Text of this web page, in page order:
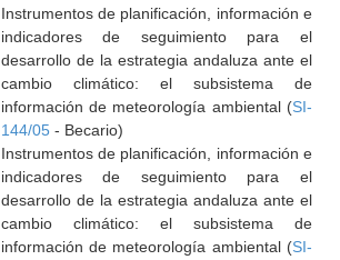
Instrumentos de planificación, información e
indicadores de seguimiento para el
desarrollo de la estrategia andaluza ante el
cambio climático: el subsistema de
información de meteorología ambiental (SI-
144/05- Becario)
Instrumentos de planificación, información e
indicadores de seguimiento para el
desarrollo de la estrategia andaluza ante el
cambio climático: el subsistema de
información de meteorología ambiental (SI-